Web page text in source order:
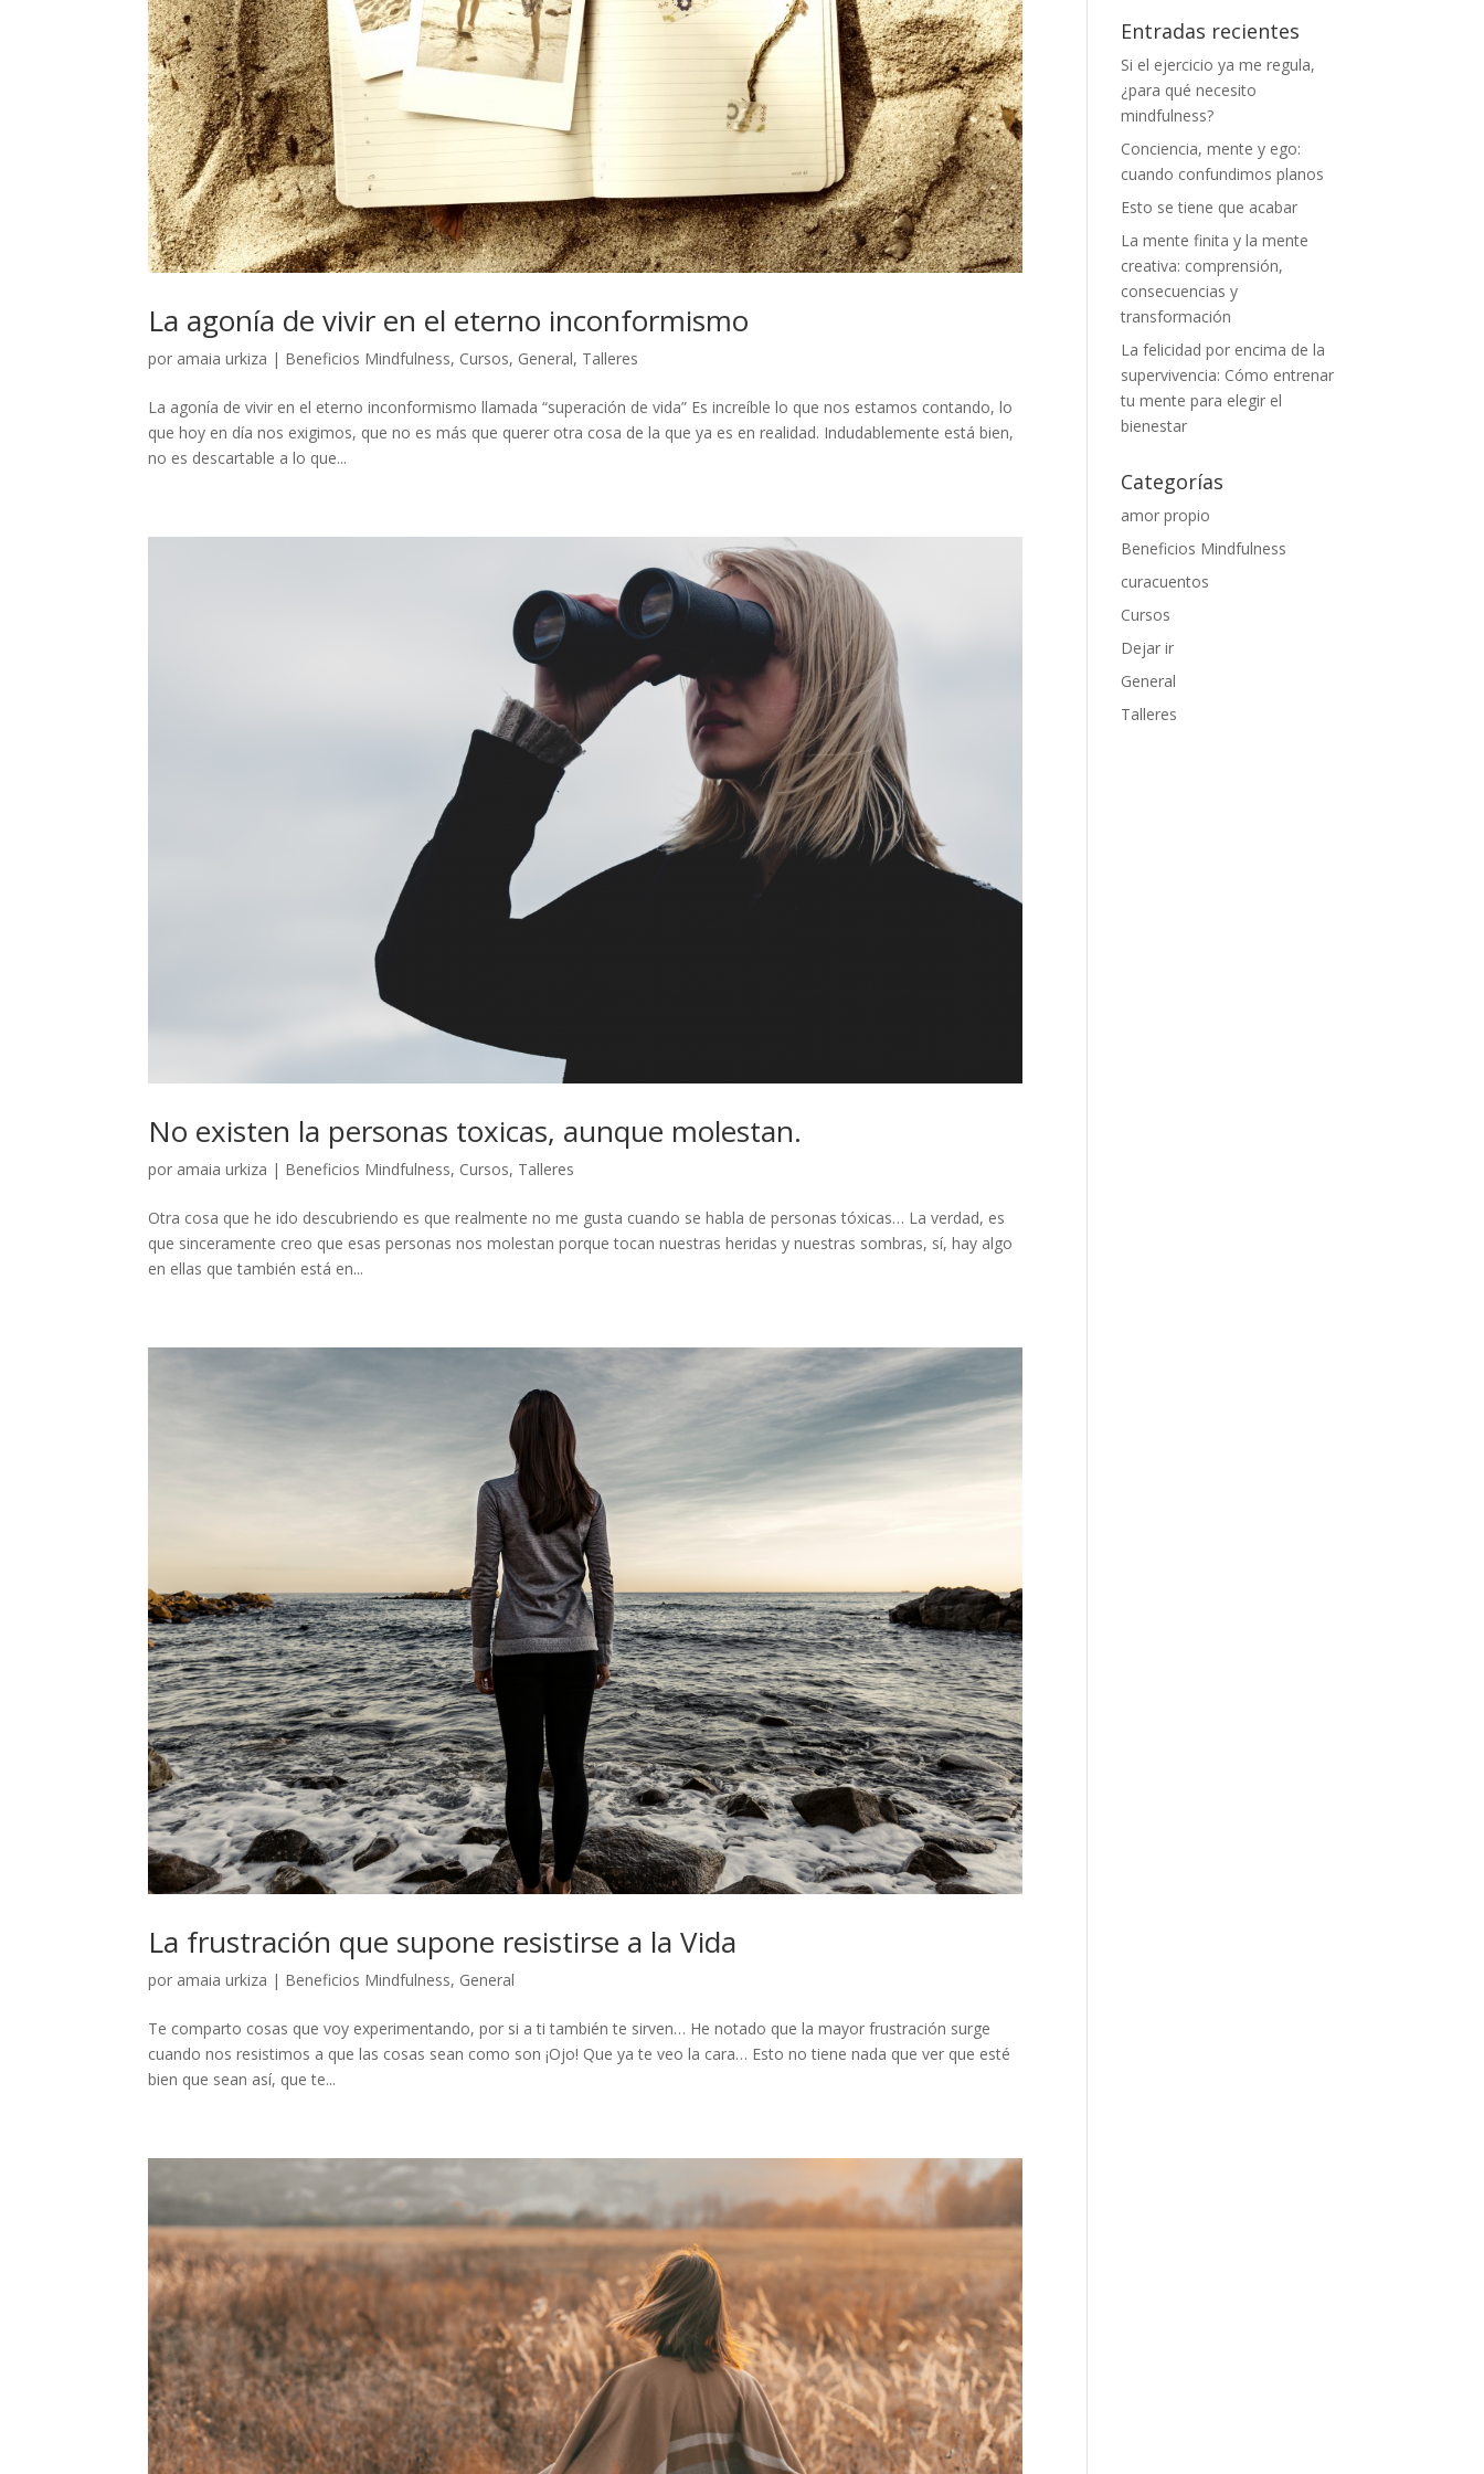
La agonía de vivir en el eterno inconformismo
por amaia urkiza | Beneficios Mindfulness, Cursos, General, Talleres
La agonía de vivir en el eterno inconformismo llamada “superación de vida” Es increíble lo que nos estamos contando, lo
que hoy en día nos exigimos, que no es más que querer otra cosa de la que ya es en realidad. Indudablemente está bien,
no es descartable a lo que...
No existen la personas toxicas, aunque molestan.
por amaia urkiza | Beneficios Mindfulness, Cursos, Talleres
Otra cosa que he ido descubriendo es que realmente no me gusta cuando se habla de personas tóxicas… La verdad, es
que sinceramente creo que esas personas nos molestan porque tocan nuestras heridas y nuestras sombras, sí, hay algo
en ellas que también está en...
La frustración que supone resistirse a la Vida
por amaia urkiza | Beneficios Mindfulness, General
Te comparto cosas que voy experimentando, por si a ti también te sirven… He notado que la mayor frustración surge
cuando nos resistimos a que las cosas sean como son ¡Ojo! Que ya te veo la cara… Esto no tiene nada que ver que esté
bien que sean así, que te...
Entradas recientes
Si el ejercicio ya me regula,
¿para qué necesito
mindfulness?
Conciencia, mente y ego:
cuando confundimos planos
Esto se tiene que acabar
La mente finita y la mente
creativa: comprensión,
consecuencias y
transformación
La felicidad por encima de la
supervivencia: Cómo entrenar
tu mente para elegir el
bienestar
Categorías
amor propio
Beneficios Mindfulness
curacuentos
Cursos
Dejar ir
General
Talleres